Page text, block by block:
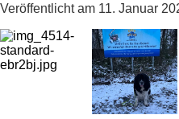
Veröffentlicht am 11. Januar